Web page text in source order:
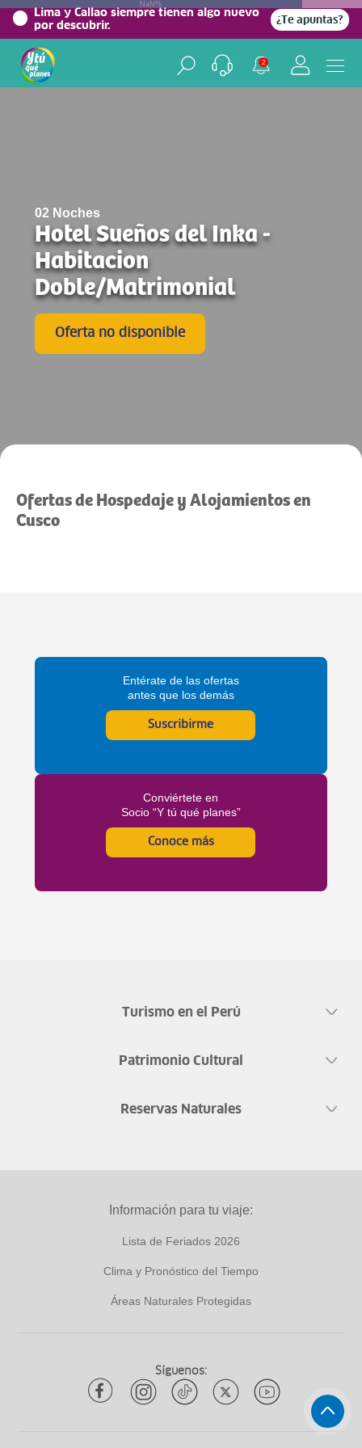
Lima y Callao siempre tienen algo nuevo
por descubrir.
¿Te apuntas?
2
NaN%
02 Noches
Hotel Sueños del Inka -
Habitacion
Doble/Matrimonial
Oferta no disponible
Ofertas de Hospedaje y Alojamientos en
Cusco
Entérate de las ofertas
antes que los demás
Suscribirme
Conviértete en
Socio “Y tú qué planes”
Conoce más
Turismo en el Perú
Patrimonio Cultural
Reservas Naturales
Información para tu viaje:
Lista de Feriados 2026
Clima y Pronóstico del Tiempo
Áreas Naturales Protegidas
Síguenos: